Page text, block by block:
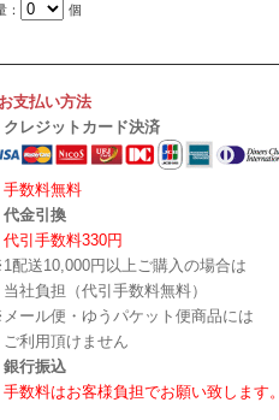
： 個
支払い方法
クレジットカード決済
手数料無料
代金引換
代引手数料330円
配送10,000円以上ご購入の場合は
社負担（代引手数料無料）
ール便・ゆうパケット便商品には
利用頂けません
銀行振込
手数料はお客様負担でお願い致します。